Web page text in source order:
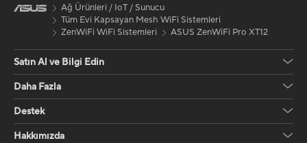
Ağ Ürünleri / IoT / Sunucu
Tüm Evi Kapsayan Mesh WiFi Sistemleri
ZenWiFi WiFi Sistemleri
ASUS ZenWiFi Pro XT12
Satın Al ve Bilgi Edin
Daha Fazla
Destek
Hakkımızda